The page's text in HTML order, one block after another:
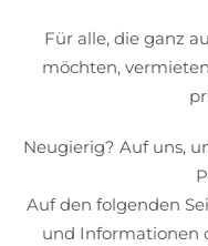
Für alle, die ganz
möchten,
Neugierig? Auf uns,
Auf den folgenden
und Informationen